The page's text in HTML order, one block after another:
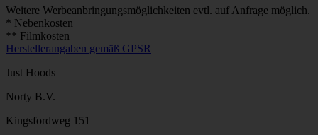
Weitere Werbeanbringungsmöglichkeiten evtl. auf Anfrage möglich.
* Nebenkosten
** Filmkosten
Herstellerangaben gemäß GPSR
Just Hoods
Norty B.V.
Kingsfordweg 151